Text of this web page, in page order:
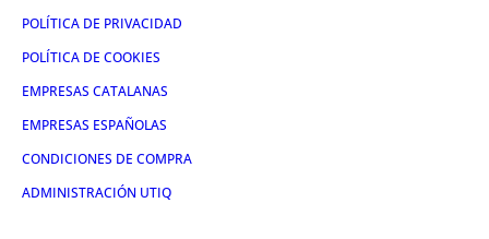
POLÍTICA DE PRIVACIDAD
POLÍTICA DE COOKIES
EMPRESAS CATALANAS
EMPRESAS ESPAÑOLAS
CONDICIONES DE COMPRA
ADMINISTRACIÓN UTIQ